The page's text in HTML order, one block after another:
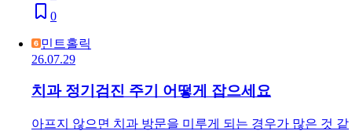
0
민트홀릭
26.07.29
치과 정기검진 주기 어떻게 잡으세요
아프지 않으면 치과 방문을 미루게 되는 경우가 많은 것 같